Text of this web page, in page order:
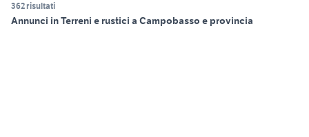
362 risultati
Annunci in Terreni e rustici a Campobasso e provincia